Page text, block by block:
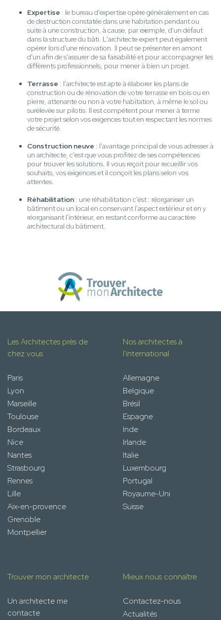
Expertise : le bureau d'expertise opère généralement en cas
de destruction constatée dans une habitation pendant ou
suite à une construction, à cause, par exemple, d'un défaut
dans la structure du bâti. L'architecte expert peut également
opérer lors d'une rénovation. Il peut se présenter en amont
d'un afin de s'assurer de sa faisabilité et pour accompagner les
différents professionnels, pour mener à bien un projet.
Terrasse : l'architecte est apte à élaborer les plans de
construction ou de rénovation de votre terrasse en bois ou en
pierre, attenante ou non à votre habitation, à même le sol ou
surélevée sur pilotis. Il est compétent pour mener à terme
votre projet selon vos exigences tout en respectant les normes
de sécurité.
Construction neuve : l'avantage principal de vous adresser à
un architecte, c'est que vous profitez de ses compétences
pour trouver les solutions. Il vous reçoit pour recueillir vos
souhaits, vos exigences et il conçoit les plans selon vos
attentes.
Réhabilitation : une réhabilitation c'est : réorganiser un
bâtiment ou un local en conservant l'aspect extérieur et en y
réorganisant l'intérieur, en restant conforme au caractère
architectural du bâtiment.
Les Architectes près de
chez vous
Paris
Lyon
Marseille
Toulouse
Bordeaux
Nice
Nantes
Strasbourg
Rennes
Lille
Aix-en-provence
Grenoble
Montpellier
Nos architectes à
l'international
Allemagne
Belgique
Brésil
Espagne
Inde
Irlande
Italie
Luxembourg
Portugal
Royaume-Uni
Suisse
Trouver mon architecte
Un architecte me
contacte
Mieux nous connaître
Contactez-nous
Actualités